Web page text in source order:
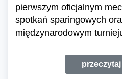
pierwszym oficjalnym
spotkań sparingowych
międzynarodowym